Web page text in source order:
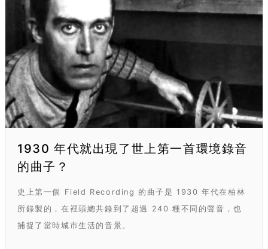
1930 年代就出現了世上第一首環境錄音
的曲子？
史上第一個 Field Recording 的曲子是 1930 年代在柏林
所錄製的，在裡頭總共錄到了超過 240 種不同的聲音，也
捕捉了當時城市生活的音景。